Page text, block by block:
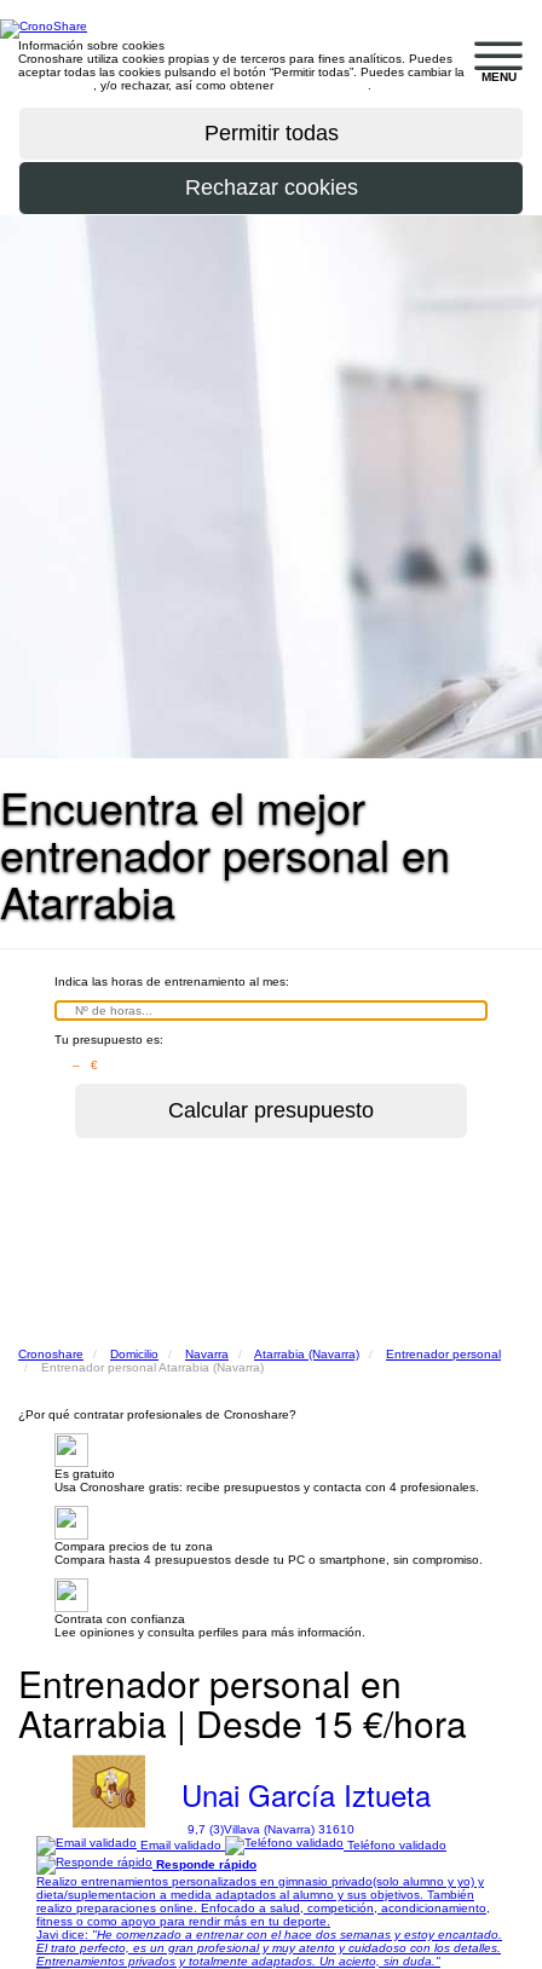
MENU
Información sobre cookies
Cronoshare utiliza cookies propias y de terceros para fines analíticos. Puedes
aceptar todas las cookies pulsando el botón “Permitir todas”. Puedes cambiar la
, y/o rechazar, así como obtener
Encuentra el mejor
entrenador personal en
Atarrabia
Indica las horas de entrenamiento al mes:
Tu presupuesto es:
– €
Cronoshare Domicilio Navarra Atarrabia (Navarra)
Entrenador personal
Entrenador personal Atarrabia (Navarra)
¿Por qué contratar profesionales de Cronoshare?
Es gratuito
Usa Cronoshare gratis: recibe presupuestos y contacta con 4 profesionales.
Compara precios de tu zona
Compara hasta 4 presupuestos desde tu PC o smartphone, sin compromiso.
Contrata con confianza
Lee opiniones y consulta perfiles para más información.
Entrenador personal en
Atarrabia | Desde 15 €/hora
Unai García Iztueta
9,7 (3)Villava (Navarra) 31610
Email validado
Teléfono validado
Responde rápido
Realizo entrenamientos personalizados en gimnasio privado(solo alumno y yo) y
dieta/suplementacion a medida adaptados al alumno y sus objetivos. También
realizo preparaciones online. Enfocado a salud, competición, acondicionamiento,
fitness o como apoyo para rendir más en tu deporte.
Javi dice: "He comenzado a entrenar con el hace dos semanas y estoy encantado.
El trato perfecto, es un gran profesional y muy atento y cuidadoso con los detalles.
Entrenamientos privados y totalmente adaptados. Un acierto, sin duda."